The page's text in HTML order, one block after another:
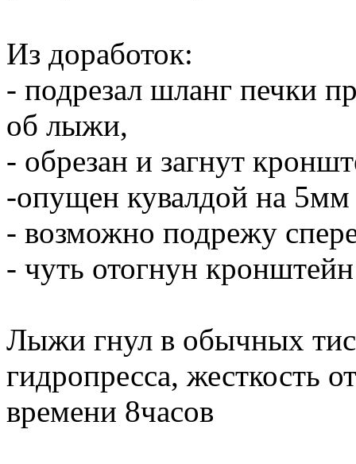
Из доработок:
- подрезал шланг печки
об лыжи,
- обрезан и загнут
-опущен кувалдой на
- возможно подрежу
- чуть отогнун
Лыжи гнул в обычных
гидропресса, жесткость
времени 8часов